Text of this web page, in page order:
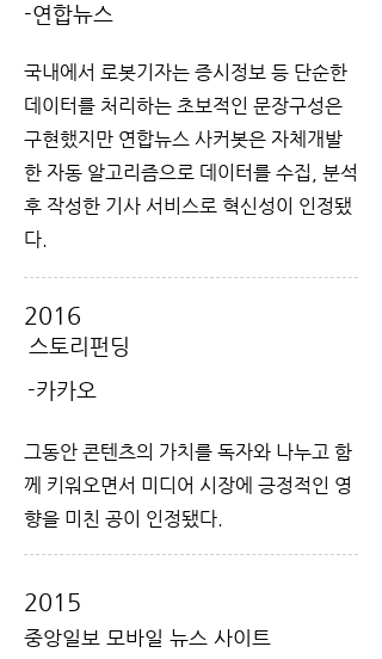
-연합뉴스
국내에서 로봇기자는 증시정보 등 단순한
데이터를 처리하는 초보적인 문장구성은
구현했지만 연합뉴스 사커봇은 자체개발
한 자동 알고리즘으로 데이터를 수집, 분석
후 작성한 기사 서비스로 혁신성이 인정됐
다.
2016
스토리펀딩
-카카오
그동안 콘텐츠의 가치를 독자와 나누고 함
께 키워오면서 미디어 시장에 긍정적인 영
향을 미친 공이 인정됐다.
2015
중앙일보 모바일 뉴스 사이트